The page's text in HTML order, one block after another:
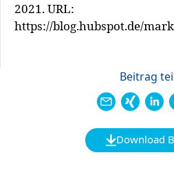
2021. URL:
https://blog.hubspot.de/
Download